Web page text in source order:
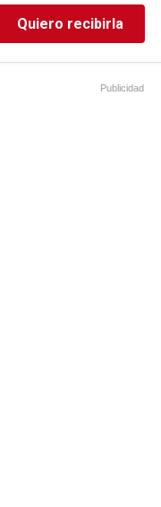
Quiero recibirla
Publicidad